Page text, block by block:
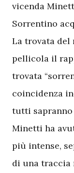
vicenda
Sorrentino
La trovata
pellicola il
trovata
coincidenza
tutti sapranno
Minetti ha
più intense,
di una traccia